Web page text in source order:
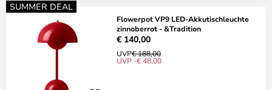
SUMMER DEAL
Flowerpot VP9 LED-Akkutischleuchte
zinnoberrot - &Tradition
€ 140,00
UVP€ 188,00
UVP -€ 48,00